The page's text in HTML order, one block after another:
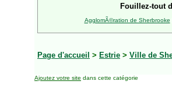
Fouillez-tout
AgglomÃ©ration de Sherbrooke
Page d'accueil > Estrie > Ville de
Ajoutez votre site dans cette catégorie